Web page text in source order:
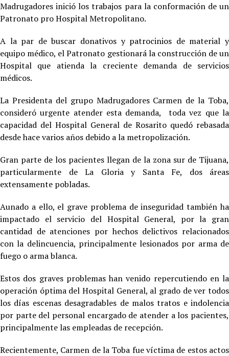
Madrugadores inició los trabajos para la conformación de un
Patronato pro Hospital Metropolitano.
A la par de buscar donativos y patrocinios de material y
equipo médico, el Patronato gestionará la construcción de un
Hospital que atienda la creciente demanda de servicios
médicos.
La Presidenta del grupo Madrugadores Carmen de la Toba,
consideró urgente atender esta demanda, toda vez que la
capacidad del Hospital General de Rosarito quedó rebasada
desde hace varios años debido a la metropolización.
Gran parte de los pacientes llegan de la zona sur de Tijuana,
particularmente de La Gloria y Santa Fe, dos áreas
extensamente pobladas.
Aunado a ello, el grave problema de inseguridad también ha
impactado el servicio del Hospital General, por la gran
cantidad de atenciones por hechos delictivos relacionados
con la delincuencia, principalmente lesionados por arma de
fuego o arma blanca.
Estos dos graves problemas han venido repercutiendo en la
operación óptima del Hospital General, al grado de ver todos
los días escenas desagradables de malos tratos e indolencia
por parte del personal encargado de atender a los pacientes,
principalmente las empleadas de recepción.
Recientemente, Carmen de la Toba fue víctima de estos actos